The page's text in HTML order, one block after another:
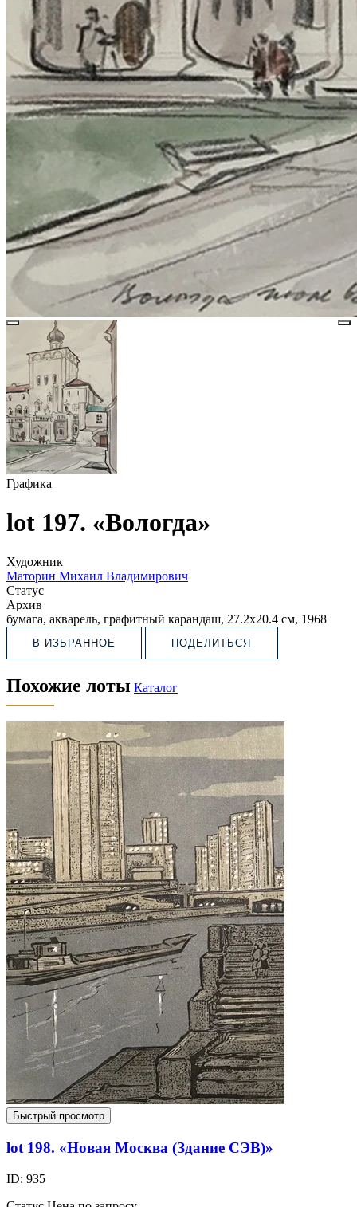
Графика
lot 197. «Вологда»
Художник
Маторин Михаил Владимирович
Статус
Архив
бумага, акварель, графитный карандаш, 27.2х20.4 см, 1968
В ИЗБРАННОЕ ПОДЕЛИТЬСЯ
Похожие лоты Каталог
Быстрый просмотр
lot 198. «Новая Москва (Здание СЭВ)»
ID: 935